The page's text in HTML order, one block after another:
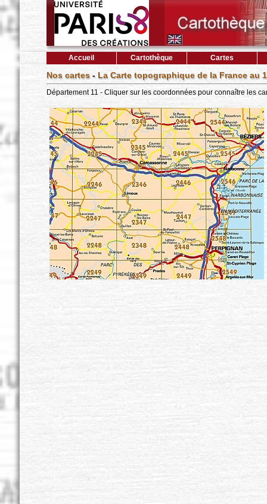
Accueil Cartothèque Cartes
Nos cartes- La Carte topographique de la France au
Département 11 - Cliquer sur les coordonnées pour connaître les